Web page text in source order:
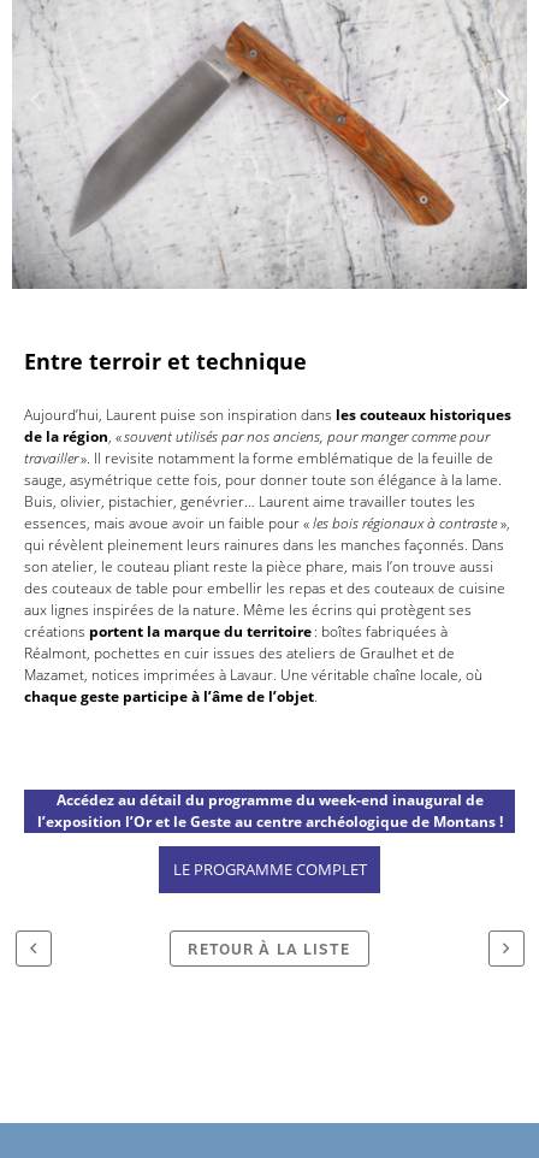
Entre terroir et technique
Aujourd’hui, Laurent puise son inspiration dans les couteaux historiques
de la région, «souvent utilisés par nos anciens, pour manger comme pour
travailler». Il revisite notamment la forme emblématique de la feuille de
sauge, asymétrique cette fois, pour donner toute son élégance à la lame.
Buis, olivier, pistachier, genévrier… Laurent aime travailler toutes les
essences, mais avoue avoir un faible pour «les bois régionaux à contraste»,
qui révèlent pleinement leurs rainures dans les manches façonnés. Dans
son atelier, le couteau pliant reste la pièce phare, mais l’on trouve aussi
des couteaux de table pour embellir les repas et des couteaux de cuisine
aux lignes inspirées de la nature. Même les écrins qui protègent ses
créations portent la marque du territoire: boîtes fabriquées à
Réalmont, pochettes en cuir issues des ateliers de Graulhet et de
Mazamet, notices imprimées à Lavaur. Une véritable chaîne locale, où
chaque geste participe à l’âme de l’objet.
Accédez au détail du programme du week-end inaugural de
l’exposition l’Or et le Geste au centre archéologique de Montans !
LE PROGRAMME COMPLET
RETOUR À LA LISTE